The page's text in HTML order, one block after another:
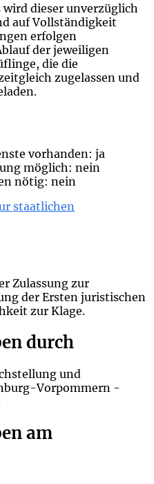
wird dieser unverzüglich
auf Vollständigkeit
erfolgen
der jeweiligen
die die
zugelassen und
vorhanden: ja
möglich: nein
nötig: nein
staatlichen
Zulassung zur
der Ersten juristischen
zur Klage.
durch
und
Vorpommern -
am